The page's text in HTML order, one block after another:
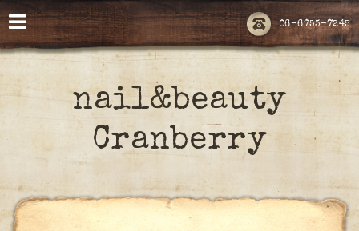
06-6753-7245
nail&beauty
Cranberry